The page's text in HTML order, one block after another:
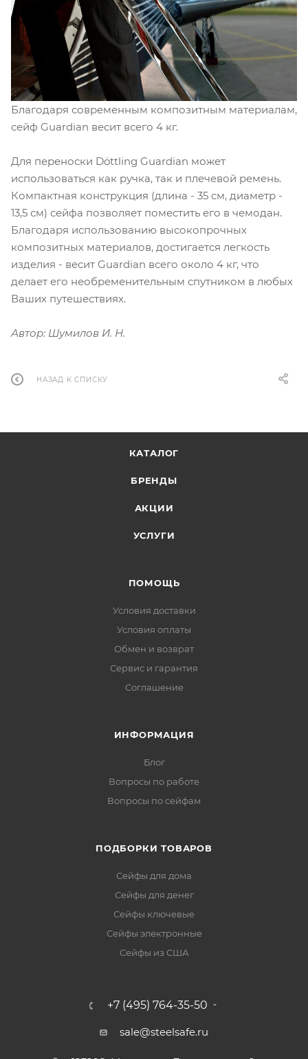
Благодаря современным композитным материалам,
сейф Guardian весит всего 4 кг.
Для переноски Döttling Guardian может
использоваться как ручка, так и плечевой ремень.
Компактная конструкция (длина - 35 см, диаметр -
13,5 см) сейфа позволяет поместить его в чемодан.
Благодаря использованию высокопрочных
композитных материалов, достигается легкость
изделия - весит Guardian всего около 4 кг, что
делает его необременительным спутником в любых
Ваших путешествиях.
Автор: Шумилов И. Н.
НАЗАД К СПИСКУ
КАТАЛОГ
БРЕНДЫ
АКЦИИ
УСЛУГИ
ПОМОЩЬ
Условия доставки
Условия оплаты
Обмен и возврат
Сервис и гарантия
Соглашение
ИНФОРМАЦИЯ
Блог
Вопросы по работе
Вопросы по сейфам
ПОДБОРКИ ТОВАРОВ
Сейфы для дома
Сейфы для денег
Сейфы ключевые
Сейфы электронные
Сейфы из США
+7 (495) 764-35-50
sale@steelsafe.ru